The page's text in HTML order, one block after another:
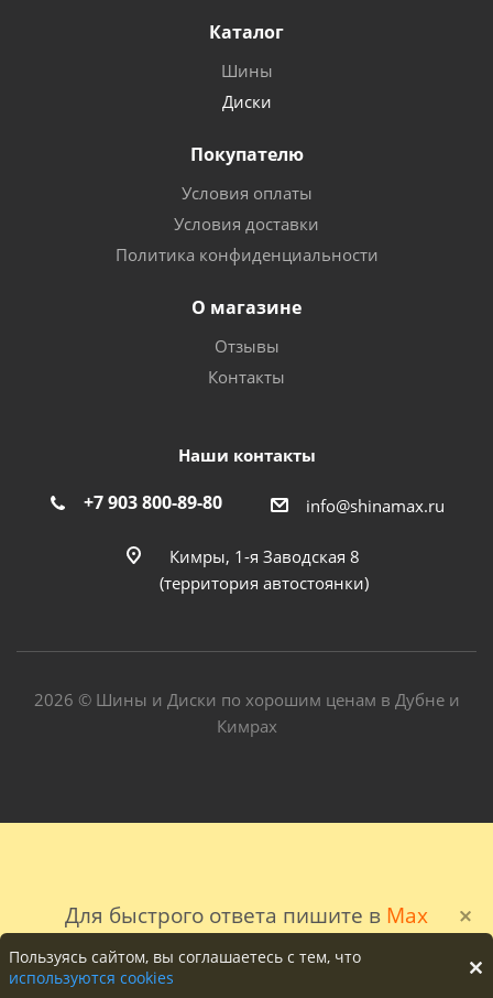
Для быстрого ответа пишите в Max
Каталог
Шины
Диски
Покупателю
Условия оплаты
Условия доставки
Политика конфиденциальности
О магазине
Отзывы
Контакты
Наши контакты
+7 903 800-89-80 info@shinamax.ru
Кимры, 1-я Заводская 8
(территория автостоянки)
2026 © Шины и Диски по хорошим ценам в Дубне и
Кимрах
Пользуясь сайтом, вы соглашаетесь с тем, что
используются cookies